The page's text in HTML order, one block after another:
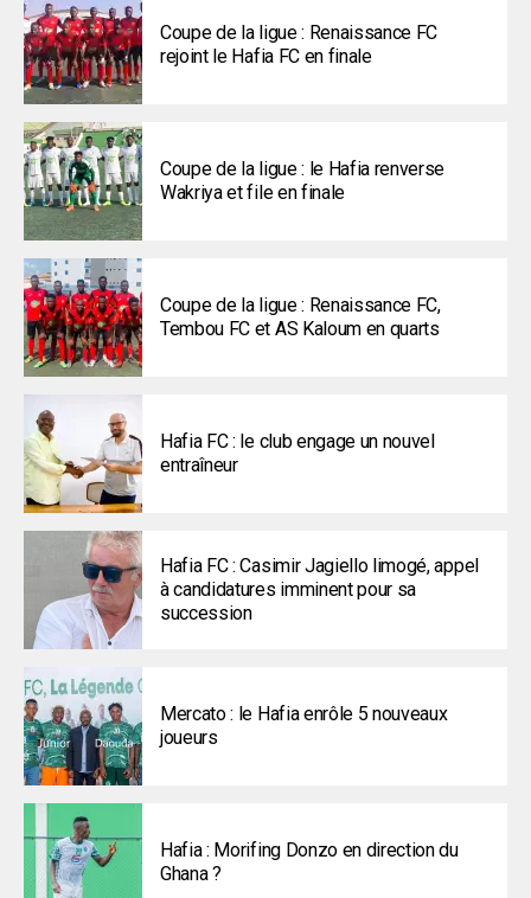
Coupe de la ligue : Renaissance FC
rejoint le Hafia FC en finale
Coupe de la ligue : le Hafia renverse
Wakriya et file en finale
Coupe de la ligue : Renaissance FC,
Tembou FC et AS Kaloum en quarts
Hafia FC : le club engage un nouvel
entraîneur
Hafia FC : Casimir Jagiello limogé, appel
à candidatures imminent pour sa
succession
Mercato : le Hafia enrôle 5 nouveaux
joueurs
Hafia : Morifing Donzo en direction du
Ghana ?